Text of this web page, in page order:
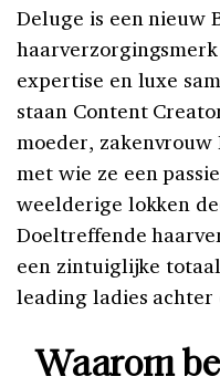
Deluge is een nieuw
expertise en luxe
staan Content
moeder,
met wie ze een
weelderige lokken
Doeltreffende
een zintuiglijke
leading ladies achter
Waarom